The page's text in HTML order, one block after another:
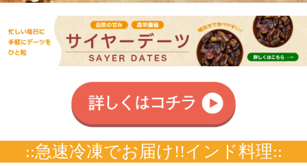
し福袋5品セット
(170g×5品) 冷凍便
3,780円（税込*）
75P (2.0%)
21種類から選べる
り福袋6品セット
冷凍便送料無料
3,980円（税込*）
79P (2.0%)
21種類から選べる
り福袋6品セット
冷凍便送料無料
5,380円（税込*）
107P (2.0%)